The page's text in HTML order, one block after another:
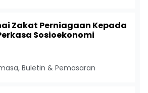
Zakat Perniagaan Kepada
Sosioekonomi
, Buletin & Pemasaran